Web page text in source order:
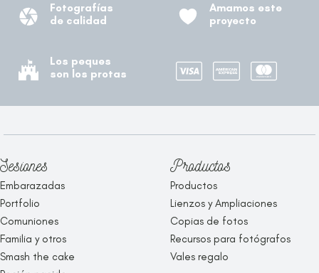
Fotografías
de calidad
Amamos este
proyecto
Los peques
son los protas
Sesiones
Embarazadas
Portfolio
Comuniones
Familia y otros
Smash the cake
Productos
Productos
Lienzos y Ampliaciones
Copias de fotos
Recursos para fotógrafos
Vales regalo